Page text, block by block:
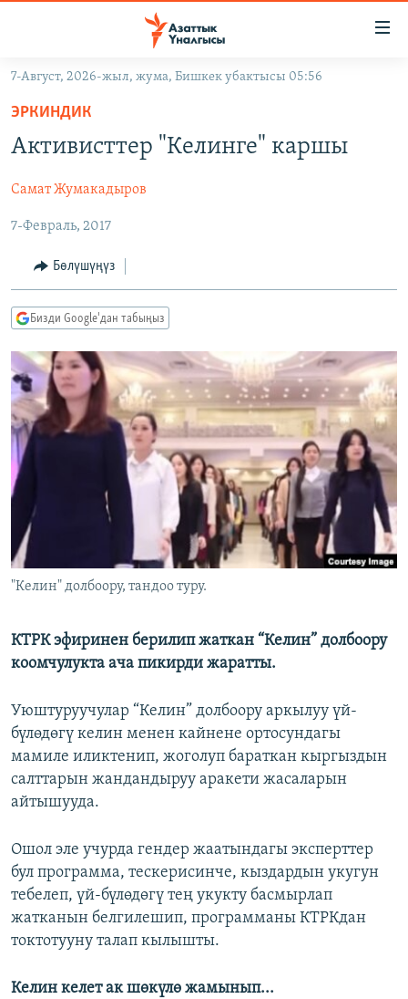
Навигацияга
өтүңүз
Издөөгө
салыңыз
САЯСАТ
ЭКОНОМИКА
МАДАНИЯТ
ДҮЙНӨ
БОРБОР АЗИЯ
УКРАИНА
АТАЙЫН ИЛИКТӨӨ
ТВ ПРОГРАММАЛАР
БҮГҮН АЗАТТЫКТА
ЭКСПЕРТТЕР ТАЛДАЙТ
БИЗ ЖАНА ДҮЙНӨ
ДАНИСТЕ
ЭЖЕ-СИҢДИЛЕР
ЫҢГАЙСЫЗ СУРООЛОР
ПОДКАСТ
ӨЗГӨЧӨ ПИКИР
Русский
ОНЛАЙН ШЕРИНЕ
ЭЕ/АРнун бардык сайттары
7-Август, 2026-жыл, жума, Бишкек убактысы 05:56
ЭРКИНДИК
Активисттер "Келинге" каршы
Самат Жумакадыров
7-Февраль, 2017
Бөлүшүңүз
Бизди Google'дан табыңыз
"Келин" долбоору, тандоо туру.
КТРК эфиринен берилип жаткан “Келин” долбоору
коомчулукта ача пикирди жаратты.
Уюштуруучулар “Келин” долбоору аркылуу үй-
бүлөдөгү келин менен кайнене ортосундагы
мамиле иликтенип, жоголуп бараткан кыргыздын
салттарын жандандыруу аракети жасаларын
айтышууда.
Ошол эле учурда гендер жаатындагы эксперттер
бул программа, тескерисинче, кыздардын укугун
тебелеп, үй-бүлөдөгү тең укукту басмырлап
жатканын белгилешип, программаны КТРКдан
токтотууну талап кылышты.
Келин келет ак шөкүлө жамынып...